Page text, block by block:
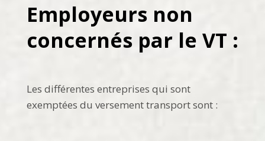
Employeurs non
concernés par le VT :
Les différentes entreprises qui sont
exemptées du versement transport sont :